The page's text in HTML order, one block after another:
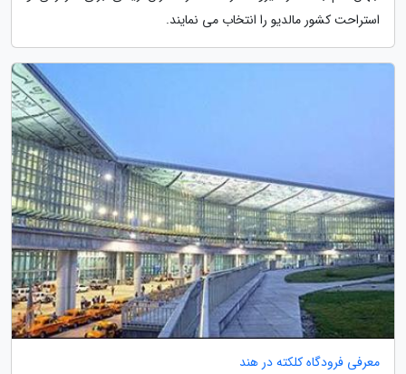
استراحت کشور مالدیو را انتخاب می نمایند.
معرفی فرودگاه کلکته در هند